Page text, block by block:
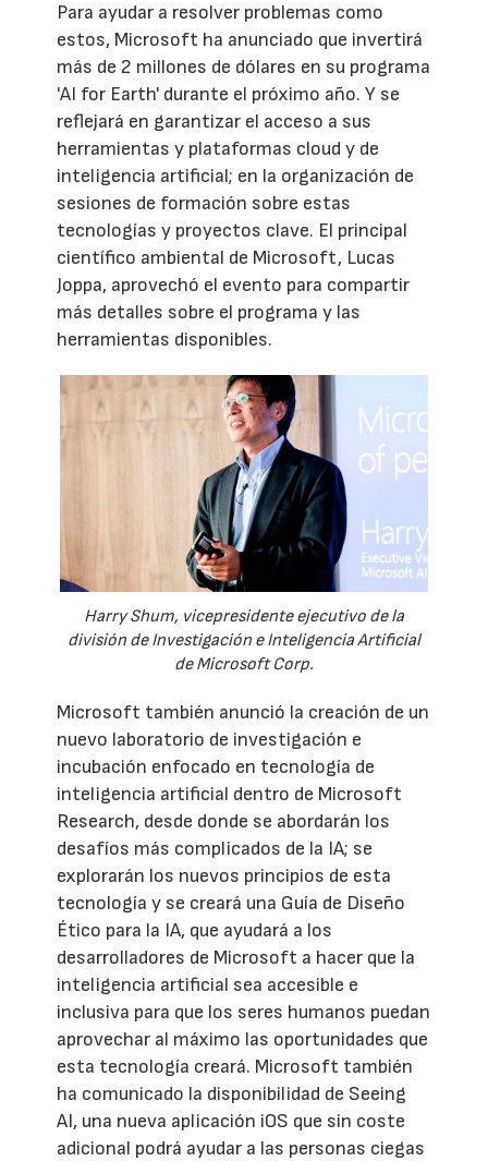
Para ayudar a resolver problemas como
estos, Microsoft ha anunciado que invertirá
más de 2 millones de dólares en su programa
'AI for Earth' durante el próximo año. Y se
reflejará en garantizar el acceso a sus
herramientas y plataformas cloud y de
inteligencia artificial; en la organización de
sesiones de formación sobre estas
tecnologías y proyectos clave. El principal
científico ambiental de Microsoft, Lucas
Joppa, aprovechó el evento para compartir
más detalles sobre el programa y las
herramientas disponibles.
Harry Shum, vicepresidente ejecutivo de la
división de Investigación e Inteligencia Artificial
de Microsoft Corp.
Microsoft también anunció la creación de un
nuevo laboratorio de investigación e
incubación enfocado en tecnología de
inteligencia artificial dentro de Microsoft
Research, desde donde se abordarán los
desafíos más complicados de la IA; se
explorarán los nuevos principios de esta
tecnología y se creará una Guía de Diseño
Ético para la IA, que ayudará a los
desarrolladores de Microsoft a hacer que la
inteligencia artificial sea accesible e
inclusiva para que los seres humanos puedan
aprovechar al máximo las oportunidades que
esta tecnología creará. Microsoft también
ha comunicado la disponibilidad de Seeing
AI, una nueva aplicación iOS que sin coste
adicional podrá ayudar a las personas ciegas